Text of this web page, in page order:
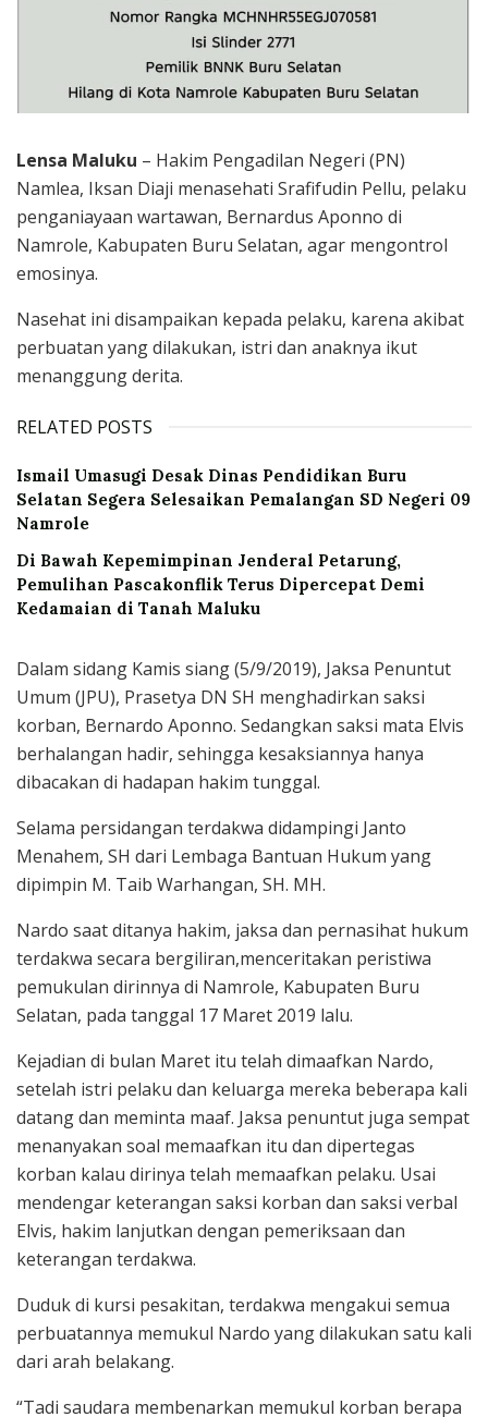
Lensa Maluku – Hakim Pengadilan Negeri (PN)
Namlea, Iksan Diaji menasehati Srafifudin Pellu, pelaku
penganiayaan wartawan, Bernardus Aponno di
Namrole, Kabupaten Buru Selatan, agar mengontrol
emosinya.
Nasehat ini disampaikan kepada pelaku, karena akibat
perbuatan yang dilakukan, istri dan anaknya ikut
menanggung derita.
RELATED POSTS
Ismail Umasugi Desak Dinas Pendidikan Buru
Selatan Segera Selesaikan Pemalangan SD Negeri 09
Namrole
Di Bawah Kepemimpinan Jenderal Petarung,
Pemulihan Pascakonflik Terus Dipercepat Demi
Kedamaian di Tanah Maluku
Dalam sidang Kamis siang (5/9/2019), Jaksa Penuntut
Umum (JPU), Prasetya DN SH menghadirkan saksi
korban, Bernardo Aponno. Sedangkan saksi mata Elvis
berhalangan hadir, sehingga kesaksiannya hanya
dibacakan di hadapan hakim tunggal.
Selama persidangan terdakwa didampingi Janto
Menahem, SH dari Lembaga Bantuan Hukum yang
dipimpin M. Taib Warhangan, SH. MH.
Nardo saat ditanya hakim, jaksa dan pernasihat hukum
terdakwa secara bergiliran,menceritakan peristiwa
pemukulan dirinnya di Namrole, Kabupaten Buru
Selatan, pada tanggal 17 Maret 2019 lalu.
Kejadian di bulan Maret itu telah dimaafkan Nardo,
setelah istri pelaku dan keluarga mereka beberapa kali
datang dan meminta maaf. Jaksa penuntut juga sempat
menanyakan soal memaafkan itu dan dipertegas
korban kalau dirinya telah memaafkan pelaku. Usai
mendengar keterangan saksi korban dan saksi verbal
Elvis, hakim lanjutkan dengan pemeriksaan dan
keterangan terdakwa.
Duduk di kursi pesakitan, terdakwa mengakui semua
perbuatannya memukul Nardo yang dilakukan satu kali
dari arah belakang.
“Tadi saudara membenarkan memukul korban berapa